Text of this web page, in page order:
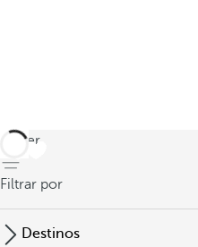
volver
Filtrar por
Destinos